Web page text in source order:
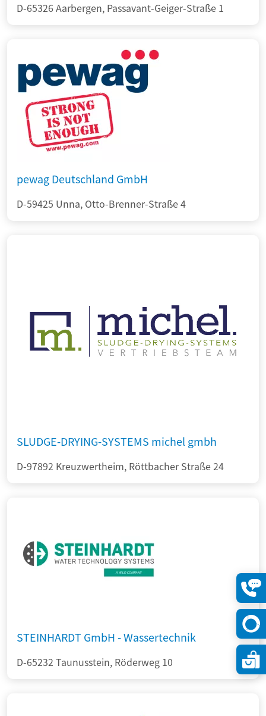
D-65326 Aarbergen, Passavant-Geiger-Straße 1
pewag Deutschland GmbH
D-59425 Unna, Otto-Brenner-Straße 4
SLUDGE-DRYING-SYSTEMS michel gmbh
D-97892 Kreuzwertheim, Röttbacher Straße 24
STEINHARDT GmbH - Wassertechnik
D-65232 Taunusstein, Röderweg 10